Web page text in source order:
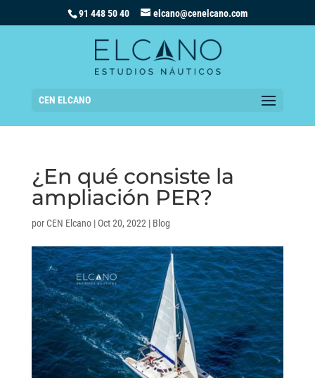
91 448 50 40 elcano@cenelcano.com
CEN ELCANO
¿En qué consiste la
ampliación PER?
por CEN Elcano| Oct 20, 2022 | Blog